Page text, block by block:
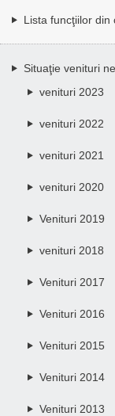
Lista funcţiilor din
Situaţie venituri
venituri 2023
venituri 2022
venituri 2021
venituri 2020
Venituri 2019
venituri 2018
Venituri 2017
Venituri 2016
Venituri 2015
Venituri 2014
Venituri 2013